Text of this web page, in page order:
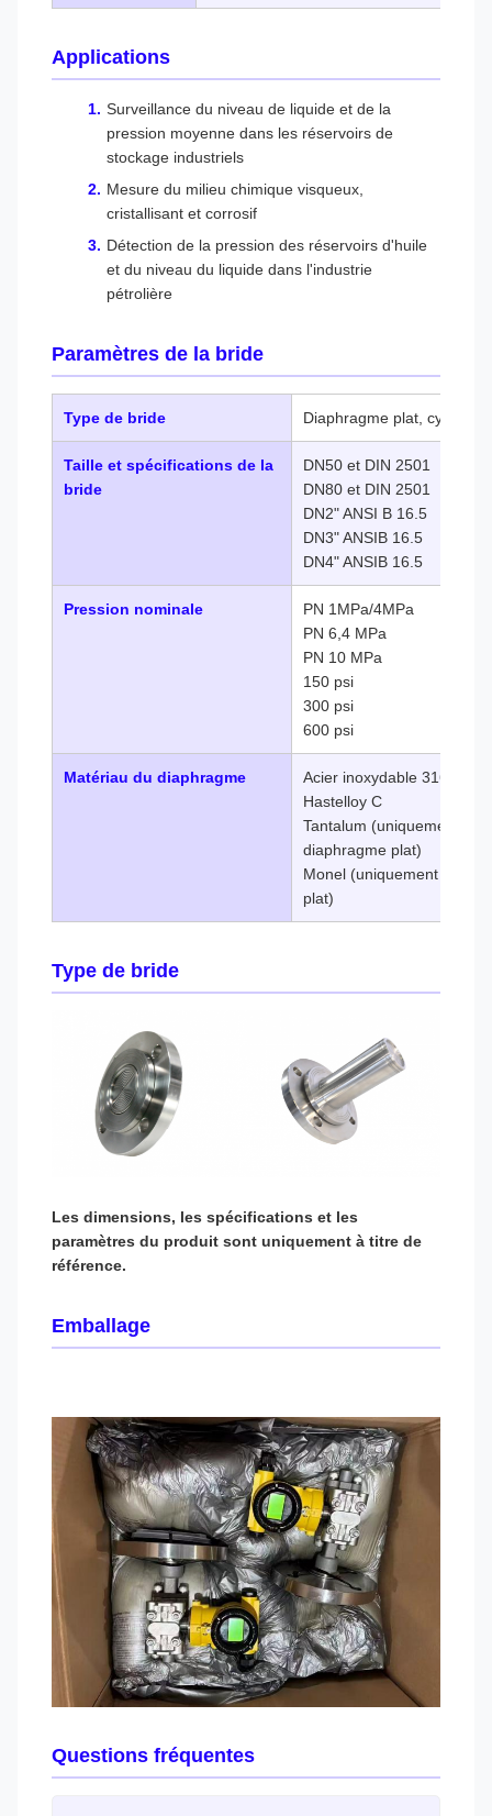
Applications
Surveillance du niveau de liquide et de la
pression moyenne dans les réservoirs de
stockage industriels
Mesure du milieu chimique visqueux,
cristallisant et corrosif
Détection de la pression des réservoirs d'huile
et du niveau du liquide dans l'industrie
pétrolière
Paramètres de la bride
Type de bride Diaphragme plat, cylindre
Taille et spécifications de la
bride
DN50 et DIN 2501
DN80 et DIN 2501
DN2" ANSI B 16.5
DN3" ANSIB 16.5
DN4" ANSIB 16.5
Pression nominale
PN 1MPa/4MPa
PN 6,4 MPa
PN 10 MPa
150 psi
300 psi
600 psi
Matériau du diaphragme
Acier inoxydable 316L
Hastelloy C
Tantalum (uniquement
diaphragme plat)
Monel (uniquement pour
plat)
Type de bride
Les dimensions, les spécifications et les
paramètres du produit sont uniquement à titre de
référence.
Emballage
Questions fréquentes